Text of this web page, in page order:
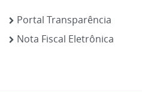
Portal Transparência
Nota Fiscal Eletrônica